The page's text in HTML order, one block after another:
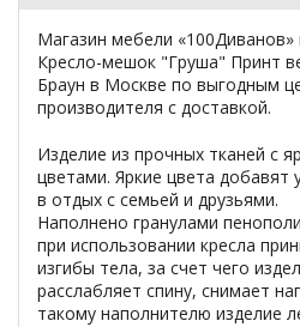
Магазин мебели «100Диванов»
Кресло-мешок "Груша" Принт
Браун в Москве по выгодным
производителя с доставкой.
Изделие из прочных тканей с
цветами. Яркие цвета
в отдых с семьей и друзьями.
Наполнено гранулами
при использовании кресла
изгибы тела, за счет чего
расслабляет спину, снимает
такому наполнителю изделие